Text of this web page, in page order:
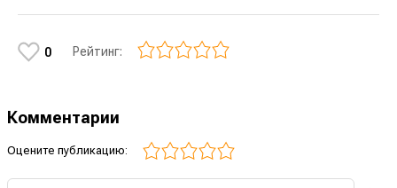
0 Рейтинг:
Комментарии
Оцените публикацию: